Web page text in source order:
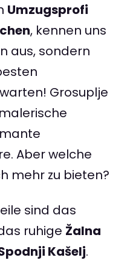
Umzugsprofi
, kennen uns
aus, sondern
Grosuplje
Aber welche
mehr zu bieten?
sind das
ruhige Žalna
Kašelj.